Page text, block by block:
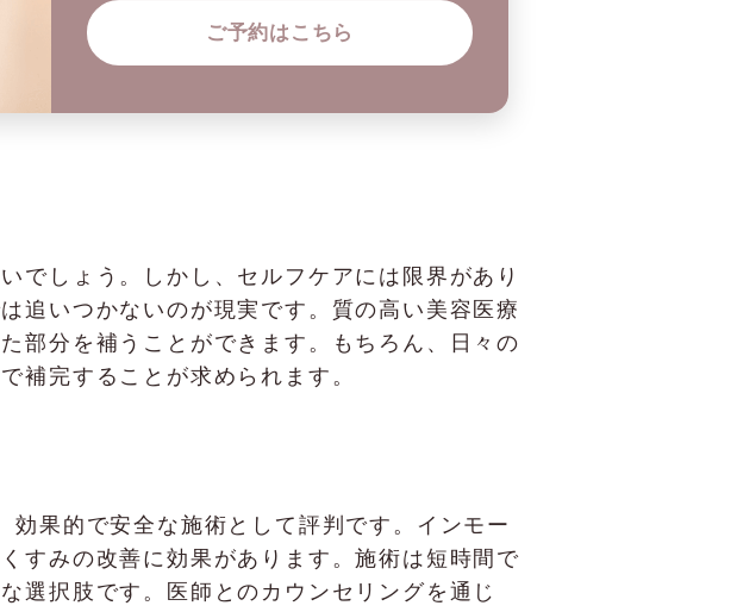
ご予約はこちら
でしょう。しかし、セルフケアには限界があり
追いつかないのが現実です。質の高い美容医療
部分を補うことができます。もちろん、日々の
補完することが求められます。
果的で安全な施術として評判です。インモー
すみの改善に効果があります。施術は短時間で
選択肢です。医師とのカウンセリングを通じ